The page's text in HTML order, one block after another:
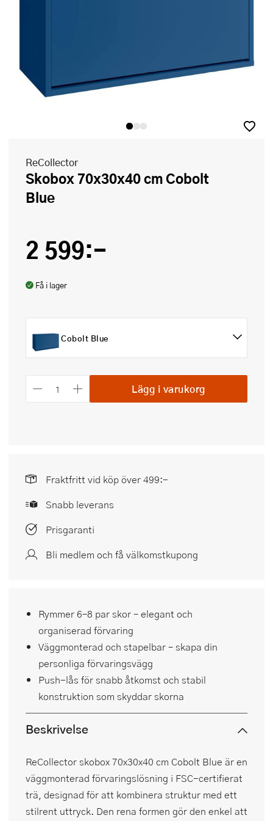
ReCollector
Skobox 70x30x40 cm Cobolt
Blue
2 599:-
Få i lager
Cobolt Blue
Lägg i varukorg
Fraktfritt vid köp över 499:-
Snabb leverans
Prisgaranti
Bli medlem och få välkomstkupong
Rymmer 6–8 par skor – elegant och
organiserad förvaring
Väggmonterad och stapelbar – skapa din
personliga förvaringsvägg
Push-lås för snabb åtkomst och stabil
konstruktion som skyddar skorna
Beskrivelse
ReCollector skobox 70x30x40 cm Cobolt Blue är en
väggmonterad förvaringslösning i FSC-certifierat
trä, designad för att kombinera struktur med ett
stilrent uttryck. Den rena formen gör den enkel att